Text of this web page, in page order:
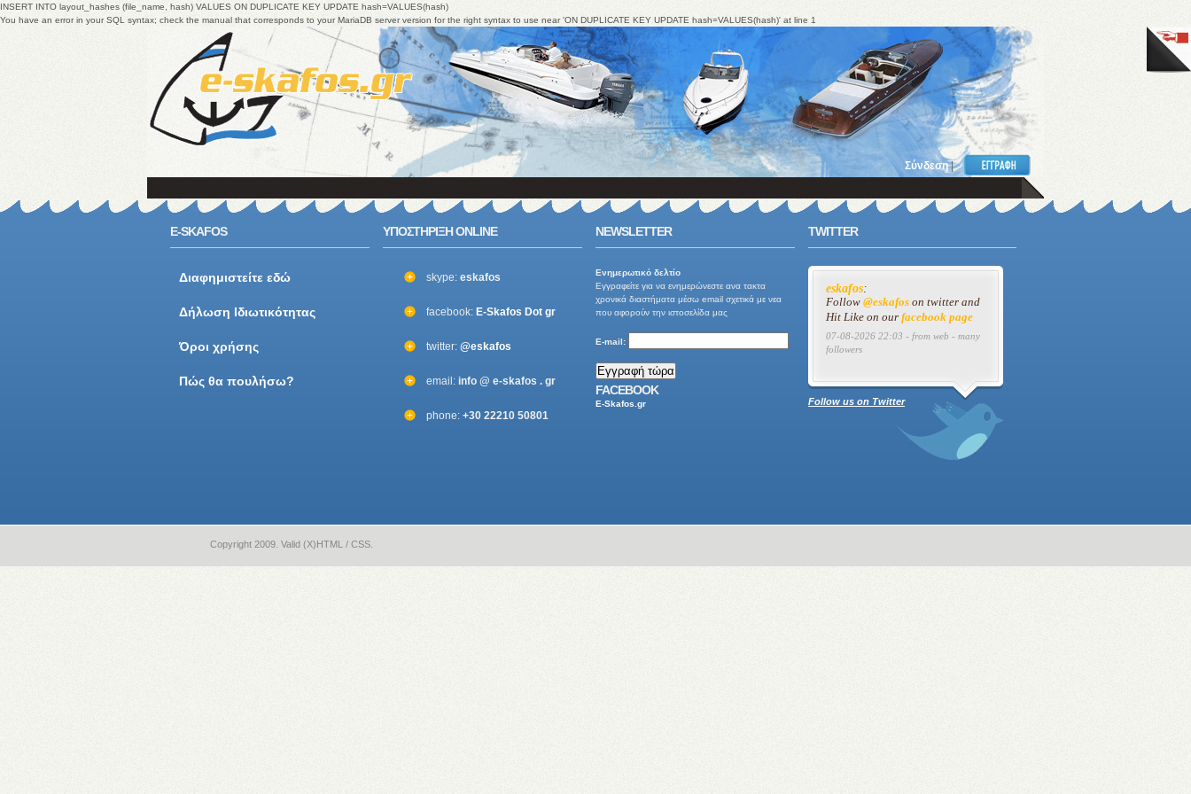
INSERT INTO layout_hashes (file_name, hash) VALUES ON DUPLICATE KEY UPDATE hash=VALUES(hash)
You have an error in your SQL syntax; check the manual that corresponds to your MariaDB server version for the right syntax to use near 'ON DUPLICATE KEY UPDATE hash=VALUES(hash)' at line 1
Σύνδεση|
E-SKAFOS
Διαφημιστείτε εδώ
Δήλωση Ιδιωτικότητας
Όροι χρήσης
Πώς θα πουλήσω?
ΥΠΟΣΤΗΡΙΞΗ ONLINE
skype: eskafos
facebook: E-Skafos Dot gr
twitter: @eskafos
email: info @ e-skafos . gr
phone: +30 22210 50801
NEWSLETTER
Ενημερωτικό δελτίo
Εγγραφείτε για να ενημερώνεστε ανα τακτα
χρονικά διαστήματα μέσω email σχετικά με νεα
που αφορούν την ιστοσελίδα μας
E-mail:
FACEBOOK
E-Skafos.gr
TWITTER
eskafos:
Follow @eskafos on twitter and
Hit Like on our facebook page
07-08-2026 22:03 - from web - many
followers
Follow us on Twitter
Copyright 2009. Valid (X)HTML / CSS.